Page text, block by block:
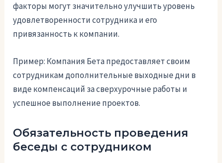
факторы могут значительно улучшить уровень
удовлетворенности сотрудника и его
привязанность к компании.
Пример: Компания Бета предоставляет своим
сотрудникам дополнительные выходные дни в
виде компенсаций за сверхурочные работы и
успешное выполнение проектов.
Обязательность проведения
беседы с сотрудником